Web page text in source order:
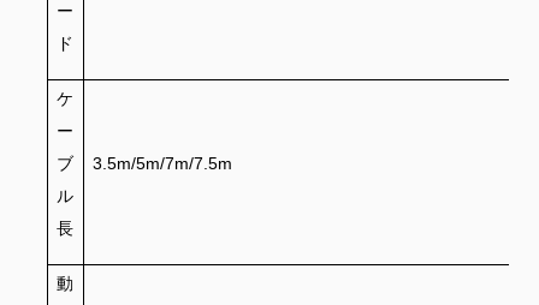
ー
ド
ケ
ー
ブ
ル
長
3.5m/5m/7m/7.5m
動